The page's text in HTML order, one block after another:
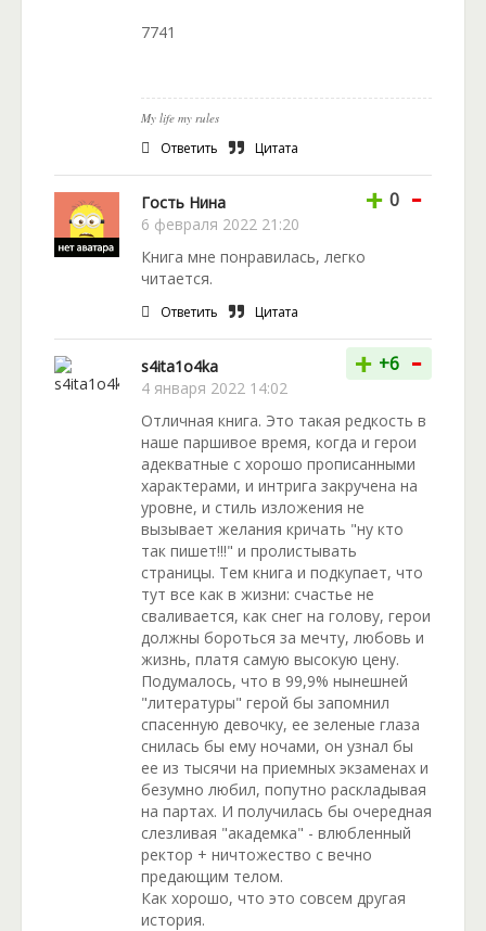
7741
My life my rules
Ответить Цитата
Гость Нина
6 февраля 2022 21:20
+ 0 -
Книга мне понравилась, легко
читается.
Ответить Цитата
s4ita1o4ka
4 января 2022 14:02
+ +6 -
Отличная книга. Это такая редкость в
наше паршивое время, когда и герои
адекватные с хорошо прописанными
характерами, и интрига закручена на
уровне, и стиль изложения не
вызывает желания кричать "ну кто
так пишет!!!" и пролистывать
страницы. Тем книга и подкупает, что
тут все как в жизни: счастье не
сваливается, как снег на голову, герои
должны бороться за мечту, любовь и
жизнь, платя самую высокую цену.
Подумалось, что в 99,9% нынешней
"литературы" герой бы запомнил
спасенную девочку, ее зеленые глаза
снилась бы ему ночами, он узнал бы
ее из тысячи на приемных экзаменах и
безумно любил, попутно раскладывая
на партах. И получилась бы очередная
слезливая "академка" - влюбленный
ректор + ничтожество с вечно
предающим телом.
Как хорошо, что это совсем другая
история.